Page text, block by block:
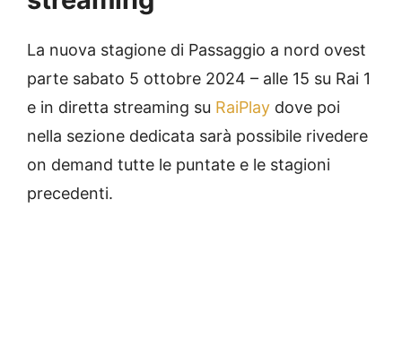
La nuova stagione di Passaggio a nord ovest
parte sabato 5 ottobre 2024 – alle 15 su Rai 1
e in diretta streaming su RaiPlay dove poi
nella sezione dedicata sarà possibile rivedere
on demand tutte le puntate e le stagioni
precedenti.